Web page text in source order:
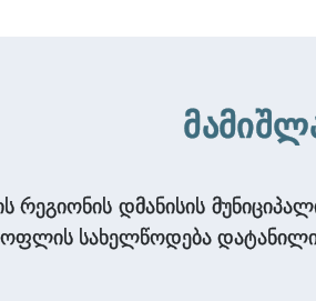
დმანისის
სახელწოდება